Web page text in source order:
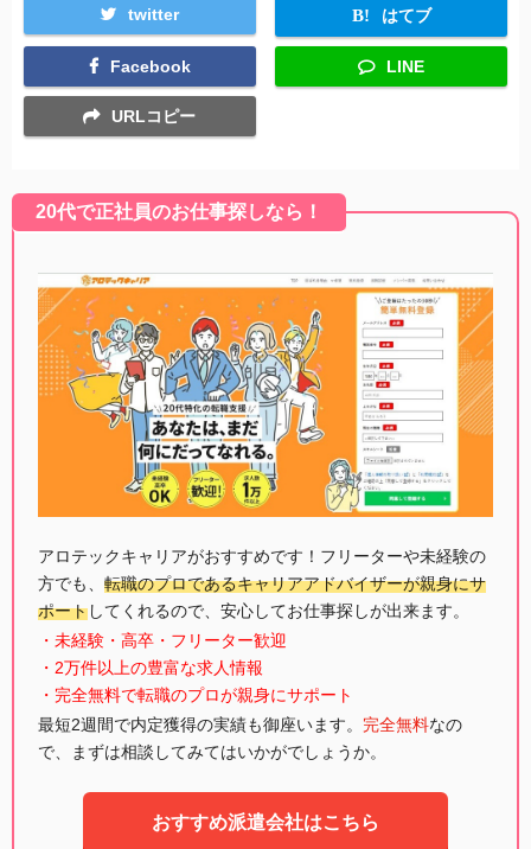
twitter はてブ
Facebook LINE
URLコピー
20代で正社員のお仕事探しなら！
アロテックキャリアがおすすめです！フリーターや未経験の
方でも、 転職のプロであるキャリアアドバイザーが親身にサ
ポートしてくれるので、安心してお仕事探しが出来ます。
・未経験・高卒・フリーター歓迎
・2万件以上の豊富な求人情報
・完全無料で転職のプロが親身にサポート
最短2週間で内定獲得の実績も御座います。 完全無料なの
で、まずは相談してみてはいかがでしょうか。
おすすめ派遣会社はこちら